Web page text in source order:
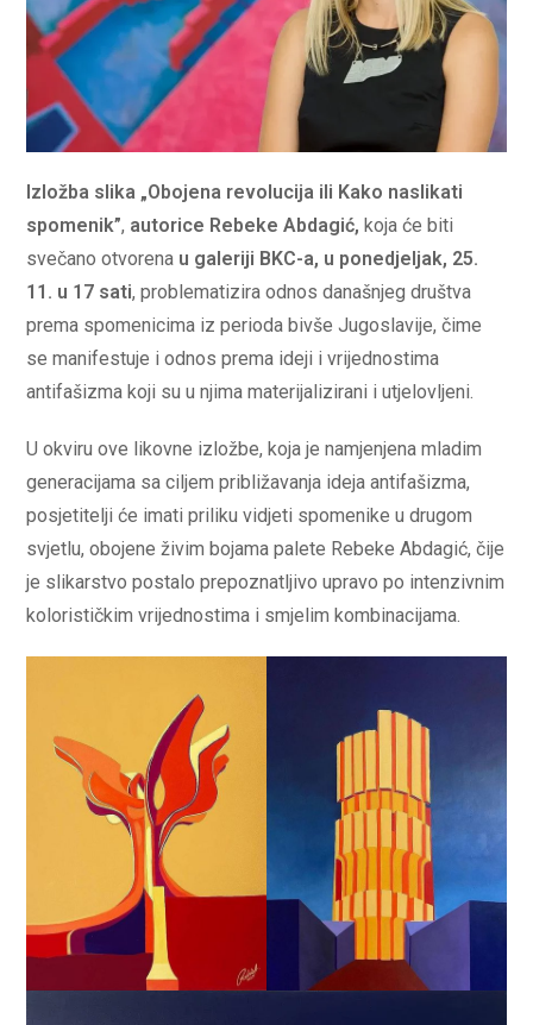
Izložba slika „Obojena revolucija ili Kako naslikati
spomenik”, autorice Rebeke Abdagić,koja će biti
svečano otvorena u galeriji BKC-a, u ponedjeljak, 25.
11. u 17 sati, problematizira odnos današnjeg društva
prema spomenicima iz perioda bivše Jugoslavije, čime
se manifestuje i odnos prema ideji i vrijednostima
antifašizma koji su u njima materijalizirani i utjelovljeni.
U okviru ove likovne izložbe, koja je namjenjena mladim
generacijama sa ciljem približavanja ideja antifašizma,
posjetitelji će imati priliku vidjeti spomenike u drugom
svjetlu, obojene živim bojama palete Rebeke Abdagić, čije
je slikarstvo postalo prepoznatljivo upravo po intenzivnim
kolorističkim vrijednostima i smjelim kombinacijama.